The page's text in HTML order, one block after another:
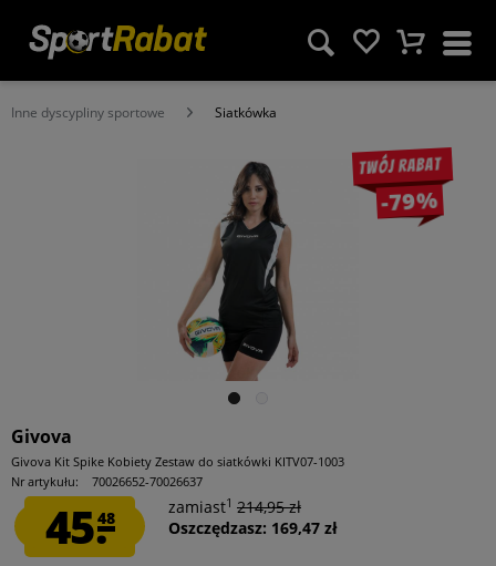
Inne dyscypliny sportowe Siatkówka
Twój rabat
-79%
Givova
Givova Kit Spike Kobiety Zestaw do siatkówki KITV07-1003
Nr artykułu:
70026652-70026637
45.48
zamiast1 214,95 zł
Oszczędzasz: 169,47 zł